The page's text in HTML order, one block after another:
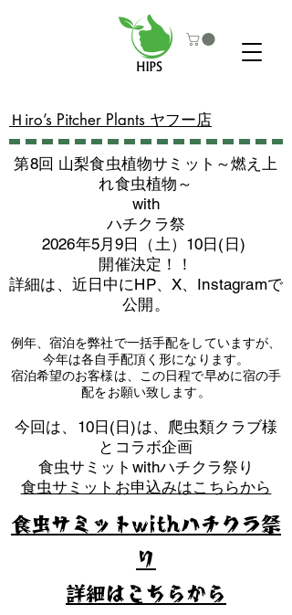
​Ｈiro’s Pitcher Plants ヤフー店
第8回 山梨食虫植物サミット～燃え上
れ食虫植物～
with
​ハチクラ祭
2026年5月9日（土）10日(日)
​開催決定！！
詳細は、近日中にHP、X、Instagramで
公開。
例年、宿泊を弊社で一括手配をしていますが、
今年は各自手配頂く形になります。
​宿泊希望のお客様は、この日程で早めに宿の手
配をお願い致します。
​今回は、10日(日)は、爬虫類クラブ様
とコラボ企画
​食虫サミットwithハチクラ祭り
食虫サミットお申込みはこちらから
食虫サミットwithハチクラ祭
り
​詳細はこちらから